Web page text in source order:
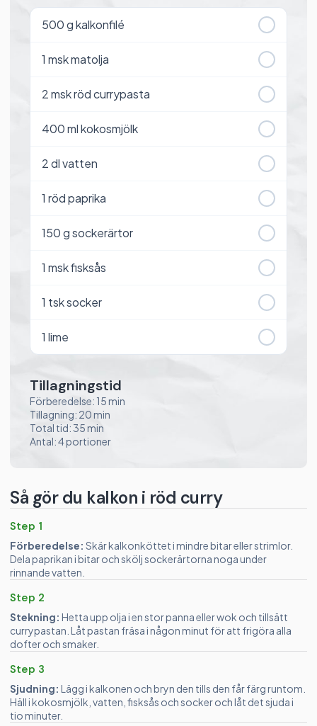
Så gör du kalkon i röd curry
Step 1
Förberedelse: Skär kalkonköttet i mindre bitar eller strimlor.
Dela paprikan i bitar och skölj sockerärtorna noga under
rinnande vatten.
Step 2
Stekning: Hetta upp olja i en stor panna eller wok och tillsätt
currypastan. Låt pastan fräsa i någon minut för att frigöra alla
dofter och smaker.
Step 3
Sjudning: Lägg i kalkonen och bryn den tills den får färg runtom.
Häll i kokosmjölk, vatten, fisksås och socker och låt det sjuda i
tio minuter.
500g kalkonfilé
1 msk matolja
2msk röd currypasta
400ml kokosmjölk
2dl vatten
1 röd paprika
150g sockerärtor
1 msk fisksås
1 tsk socker
1 lime
Tillagningstid
Förberedelse: 15 min
Tillagning: 20 min
Total tid: 35 min
Antal: 4 portioner